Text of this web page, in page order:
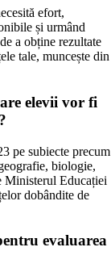
efort,
și urmând
a obține rezultate
tale, muncește din
elevii vor fi
pe subiecte precum
biologie,
Ministerul Educației
dobândite de
evaluarea